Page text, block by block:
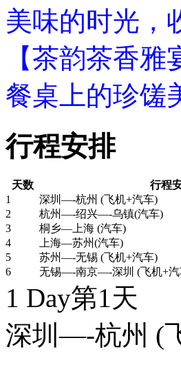
美味的时光，
【茶韵茶香
餐桌上的珍馐
行程安排
天数
行程
1
深圳—-杭州 (飞机+汽车)
2
杭州—-绍兴—-乌镇(汽车)
3
桐乡—上海 (汽车)
4
上海—苏州(汽车)
5
苏州—-无锡 (飞机+汽车)
6
无锡—-南京—-深圳 (飞机+汽
1 Day第1天
深圳—-杭州 (